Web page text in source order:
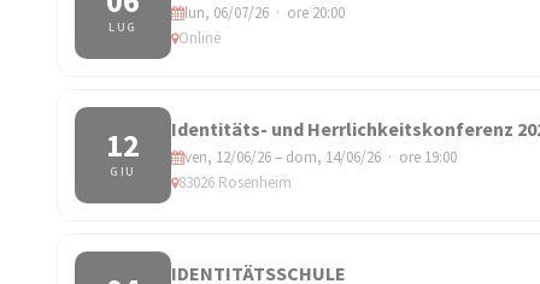
LUG
lun, 06/07/26 · ore 20:00
Online
12
GIU
Identitäts- und Herrlichkeitskonferenz
ven, 12/06/26 – dom, 14/06/26 · ore 19:00
83026 Rosenheim
IDENTITÄTSSCHULE